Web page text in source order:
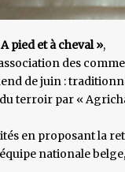
pied et à cheval »,
des
de juin :
terroir par «
en proposant la
nationale